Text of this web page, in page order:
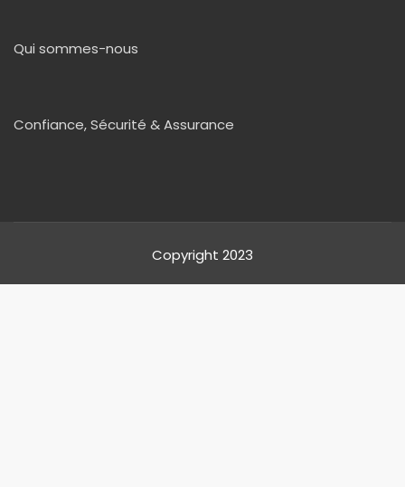
Qui sommes-nous
Confiance, Sécurité & Assurance
Copyright 2023